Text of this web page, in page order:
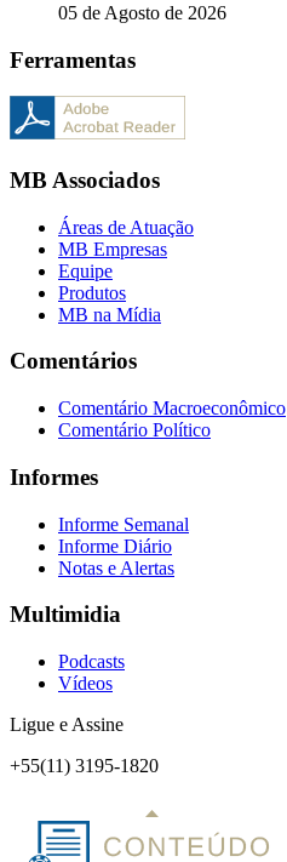
05 de Agosto de 2026
Ferramentas
MB Associados
Áreas de Atuação
MB Empresas
Equipe
Produtos
MB na Mídia
Comentários
Comentário Macroeconômico
Comentário Político
Informes
Informe Semanal
Informe Diário
Notas e Alertas
Multimidia
Podcasts
Vídeos
Ligue e Assine
+55(11) 3195-1820